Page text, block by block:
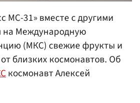
МС-31» вместе с другими
на Международную
(МКС) свежие фрукты и
близких космонавтов. Об
космонавт Алексей